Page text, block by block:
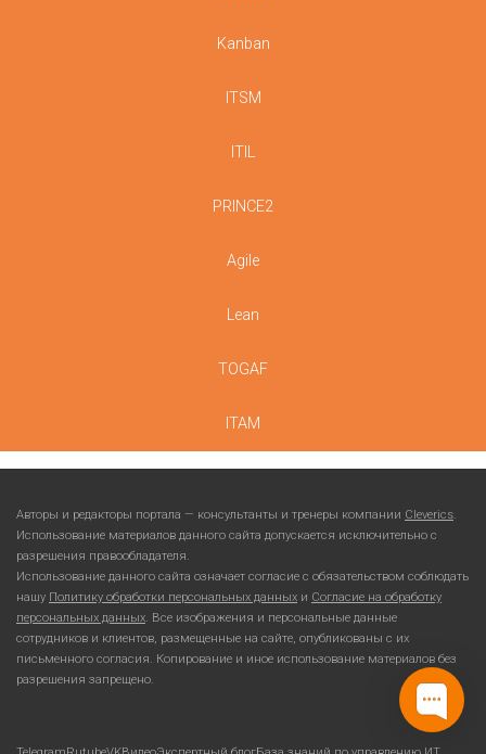
Kanban
ITSM
ITIL
PRINCE2
Agile
Lean
TOGAF
ITAM
Авторы и редакторы портала — консультанты и тренеры компании Cleverics.
Использование материалов данного сайта допускается исключительно с
разрешения правообладателя.
Использование данного сайта означает согласие с обязательством соблюдать
нашу Политику обработки персональных данных и Согласие на обработку
персональных данных. Все изображения и персональные данные
сотрудников и клиентов, размещенные на сайте, опубликованы с их
письменного согласия. Копирование и иное использование материалов без
разрешения запрещено.